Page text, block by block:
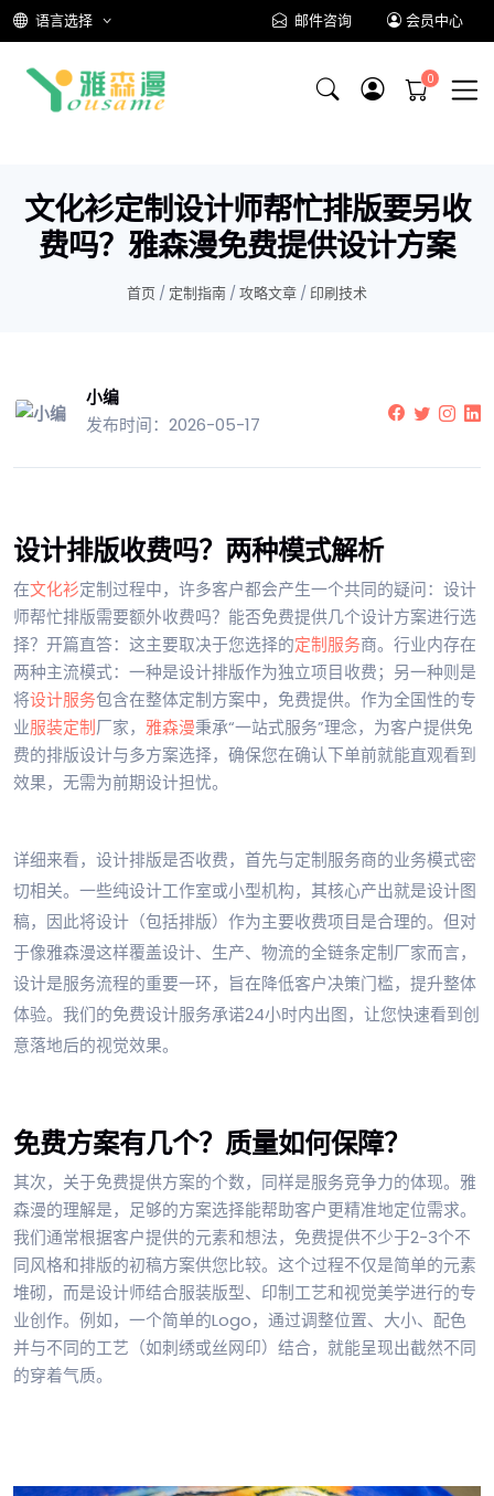
语言选择 邮件咨询 会员中心
文化衫定制设计师帮忙排版要另收
费吗？雅森漫免费提供设计方案
首页 / 定制指南 / 攻略文章 / 印刷技术
小编
发布时间：2026-05-17
设计排版收费吗？两种模式解析
在文化衫定制过程中，许多客户都会产生一个共同的疑问：设计
师帮忙排版需要额外收费吗？能否免费提供几个设计方案进行选
择？开篇直答：这主要取决于您选择的定制服务商。行业内存在
两种主流模式：一种是设计排版作为独立项目收费；另一种则是
将设计服务包含在整体定制方案中，免费提供。作为全国性的专
业服装定制厂家， 雅森漫秉承“一站式服务”理念，为客户提供免
费的排版设计与多方案选择，确保您在确认下单前就能直观看到
效果，无需为前期设计担忧。
详细来看，设计排版是否收费，首先与定制服务商的业务模式密
切相关。一些纯设计工作室或小型机构，其核心产出就是设计图
稿，因此将设计（包括排版）作为主要收费项目是合理的。但对
于像雅森漫这样覆盖设计、生产、物流的全链条定制厂家而言，
设计是服务流程的重要一环，旨在降低客户决策门槛，提升整体
体验。我们的免费设计服务承诺24小时内出图，让您快速看到创
意落地后的视觉效果。
免费方案有几个？质量如何保障？
其次，关于免费提供方案的个数，同样是服务竞争力的体现。雅
森漫的理解是，足够的方案选择能帮助客户更精准地定位需求。
我们通常根据客户提供的元素和想法，免费提供不少于2-3个不
同风格和排版的初稿方案供您比较。这个过程不仅是简单的元素
堆砌，而是设计师结合服装版型、印制工艺和视觉美学进行的专
业创作。例如，一个简单的Logo，通过调整位置、大小、配色
并与不同的工艺（如刺绣或丝网印）结合，就能呈现出截然不同
的穿着气质。